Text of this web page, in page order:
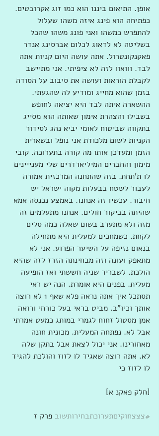
אופן. התיאום ביננו הוא כמו זוג אקרובטים.
כפתיחה הוא פינג איזה משהו שעלול
להתפרש כמשהו ואני פונג משהו שהכל
בשליטה לא לדאוג לכלום אברסינג אנדר
פאקנקונטרול. אתה עושה היום קניות אתה
לבד. ווואוו לזה לא ציפיתי. אני מתיישב
לקבלת הוראות ועושה את סיבוב על הסודה
בזמן שהוא מחייג ומודיע לה שהגעתי.
ההשארה איתה לבד היא יציאה לחופש
בשבילו והצהרת אימון שאותה הוא מסייג
בתקווה שביטוח לאומי יביא נהג לסידור
הקניות לשום מלכודת אני נופל ובשארית
הזמן ומעדכן אותו מה קורה בתערוכה. קובי
מימון והחברים המיליארדרים שלי מענייינים
לו ת'תחת. בזה שהתחנה המרכזית אמורה
לעבור לשטח בבעלות מקוה ישראל יש
חיבור. עכשיו זה אנחנו. באמצע נכנסה אמא
שהיתה בביקור חולים. אנחנו מתעלמים זה
מזה ולא מתערב בשום שאלה כמה סלים
לקחת. כשמחכים למעלית היא מתחילה
בנאום נזיפה על השיער הפרוע. אני לא
מתאפק ועונה וזה מבחינתה הזרז לזה שהיא
הולכת. לשבריר שניה חששתי ואז הופיעה
מעלית. בפנים היא אומרת. הנה יש ראי
תסתכל איך אתה נראה פלא שאף 1 לא רוצה
אותך וכיו"ב. מביט בראי בעל כורחי ורואה
אמן מסטול זחוח לגמרי במותג כמעט אמרתי
אבל לא. נפתחה המעלית. מכונית חונה
מאחורינו. אני יכול לצאת אבל בתקן שלה
לא. אתה רוצה שאגיד לו לזוז והולכת להגיד
לו לזוז כי
[חלק פאקנ א]
#צצצחוקיםתערוכתבחירותשוב פרק ז